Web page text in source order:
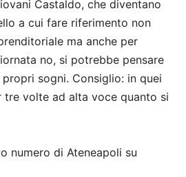
Castaldo, che diventano
a cui fare riferimento non
ma anche per
no, si potrebbe pensare
sogni. Consiglio: in quei
tre volte ad alta voce quanto si
numero di Ateneapoli su